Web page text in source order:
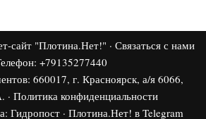
сайт "Плотина.Нет!" · Связаться с нами
+79135277440
660017, г. Красноярск, а/я 6066,
· Политика конфиденциальности
Гидропост· Плотина.Нет! в Telegram